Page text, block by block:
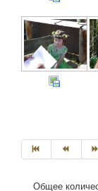
Общее